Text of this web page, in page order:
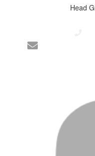
Head